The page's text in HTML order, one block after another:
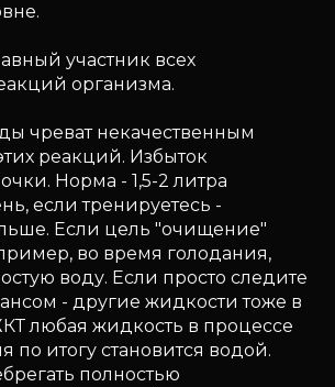
участник всех
организма.
чреват некачественным
реакций. Избыток
Норма - 1,5-2 литра
если тренируетесь -
Если цель "очищение"
во время голодания,
воду. Если просто следите
- другие жидкости тоже в
любая жидкость в процессе
по итогу становится водой.
полностью